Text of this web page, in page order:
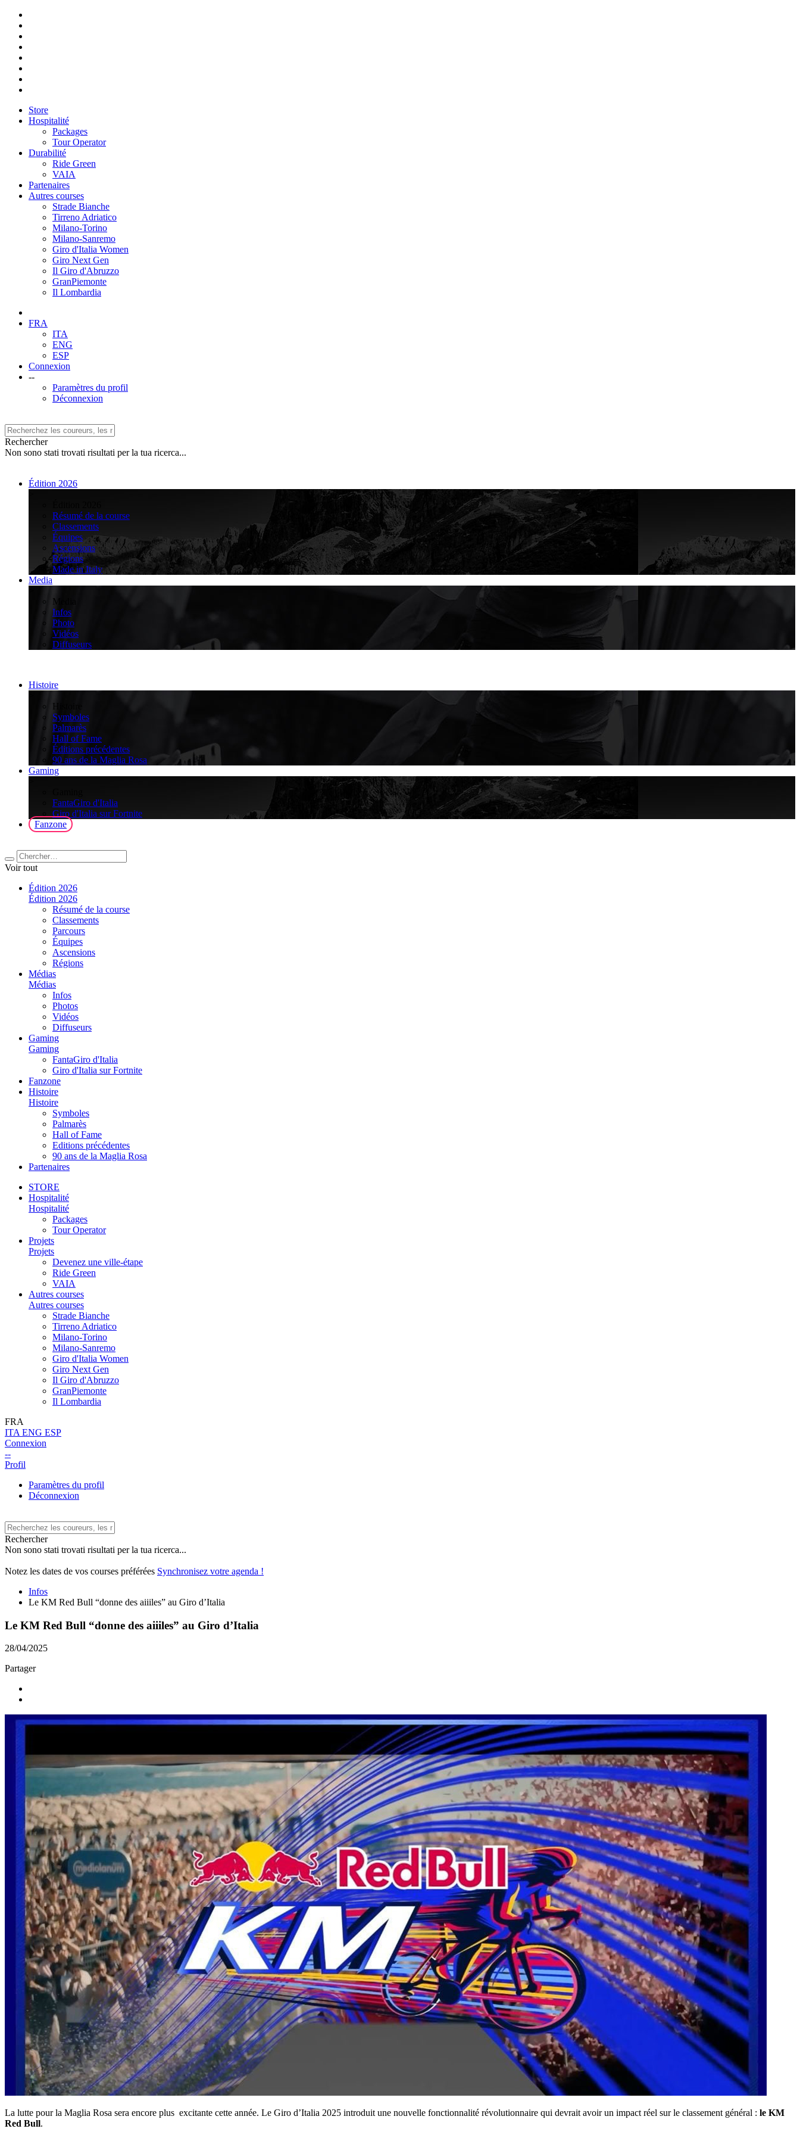
Store
Hospitalité
Packages
Tour Operator
Durabilité
Ride Green
VAIA
Partenaires
Autres courses
Strade Bianche
Tirreno Adriatico
Milano-Torino
Milano-Sanremo
Giro d'Italia Women
Giro Next Gen
Il Giro d'Abruzzo
GranPiemonte
Il Lombardia
FRA
ITA
ENG
ESP
Connexion
--
Paramètres du profil
Déconnexion
Rechercher
Non sono stati trovati risultati per la tua ricerca...
Édition 2026
Résumé de la course
Classements
Équipes
Ascensions
Régions
Made in Italy
Media
Media
Infos
Photo
Vidéos
Diffuseurs
Histoire
Histoire
Symboles
Palmarès
Hall of Fame
Éditions précédentes
90 ans de la Maglia Rosa
Gaming
FantaGiro d'Italia
Giro d'Italia sur Fortnite
Fanzone
Voir tout
Édition 2026
Édition 2026
Résumé de la course
Classements
Parcours
Équipes
Ascensions
Régions
Médias
Médias
Infos
Photos
Vidéos
Diffuseurs
Gaming
Gaming
FantaGiro d'Italia
Giro d'Italia sur Fortnite
Fanzone
Histoire
Histoire
Symboles
Palmarès
Hall of Fame
Editions précédentes
90 ans de la Maglia Rosa
Partenaires
STORE
Hospitalité
Hospitalité
Packages
Tour Operator
Projets
Projets
Devenez une ville-étape
Ride Green
VAIA
Autres courses
Autres courses
Strade Bianche
Tirreno Adriatico
Milano-Torino
Milano-Sanremo
Giro d'Italia Women
Giro Next Gen
Il Giro d'Abruzzo
GranPiemonte
Il Lombardia
FRA
ITA ENG ESP
Connexion
--
Profil
Paramètres du profil
Déconnexion
Rechercher
Non sono stati trovati risultati per la tua ricerca...
Notez les dates de vos courses préférées Synchronisez votre agenda !
Infos
Le KM Red Bull “donne des aiiiles” au Giro d’Italia
Le KM Red Bull “donne des aiiiles” au Giro d’Italia
28/04/2025
Partager
La lutte pour la Maglia Rosa sera encore plus excitante cette année. Le Giro d’Italia 2025 introduit une nouvelle fonctionnalité révolutionnaire qui devrait avoir un impact réel sur le classement général : le KM
Red Bull.